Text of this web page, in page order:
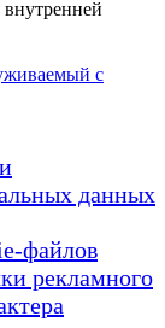
с
данных
файлов
рекламного